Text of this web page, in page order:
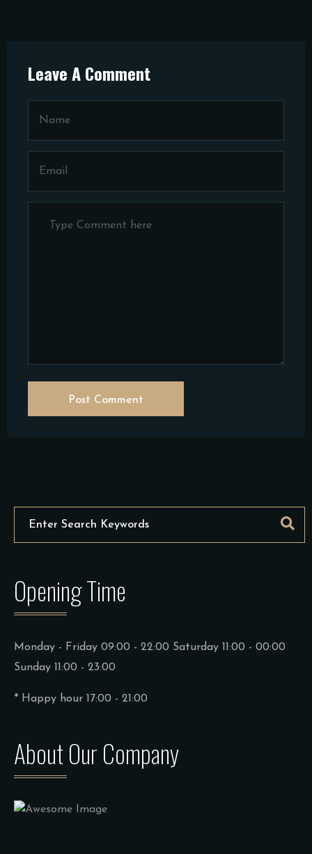
Leave A Comment
Post Comment
Opening Time
Monday - Friday 09:00 - 22:00 Saturday 11:00 - 00:00
Sunday 11:00 - 23:00
* Happy hour 17:00 - 21:00
About Our Company